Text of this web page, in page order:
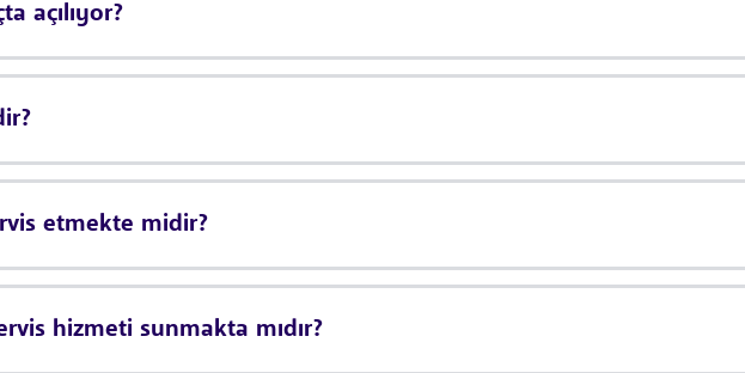
açılıyor?
etmekte midir?
hizmeti sunmakta mıdır?